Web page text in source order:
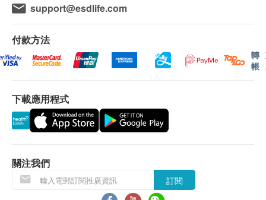
成份
頂級血燕、純水、冰糖
儲存方法
食用。
訊號懸掛或黑色暴雨警告生效時，送貨服務時間將
會延遲。
所有訂單須視乎相關貨品的供應情況再作最後確
認。倘若健康網購health.ESDlife未能提供任何訂
單上的貨品，健康網購health.ESDlife有權拒絕接
客再作安排。
退換條款：
有損毀情況，一經確認簽收，恕不接受退換。
退換產品必須包裝完整，如退換之產品有任何殘缺
或過期退回，供應商有權不受理。
support@esdlife.com
付款方法
轉
帳
下載應用程式
關注我們
訂閱